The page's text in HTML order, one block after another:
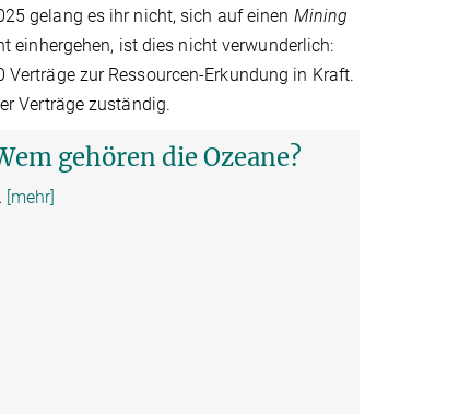
gelang es ihr nicht, sich auf einen Mining
einhergehen, ist dies nicht verwunderlich:
zur Ressourcen-Erkundung in Kraft.
Verträge zuständig.
gehören die Ozeane?
[mehr]